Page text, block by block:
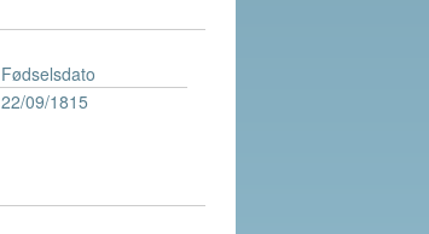
Fødselsdato
22/09/1815